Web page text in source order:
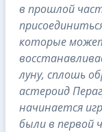
в прошлой
которые
луну, сплошь
астероид
начинается
были в первой